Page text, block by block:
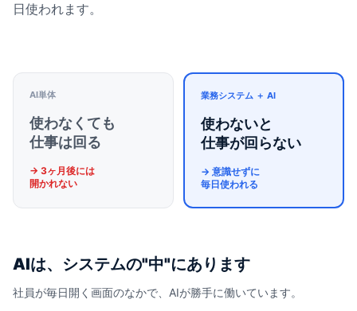
日使われます。
AI単体
使わなくても
仕事は回る
→ 3ヶ月後には
開かれない
業務システム ＋ AI
使わないと
仕事が回らない
→ 意識せずに
毎日使われる
AIは、システムの"中"にあります
社員が毎日開く画面のなかで、AIが勝手に働いています。